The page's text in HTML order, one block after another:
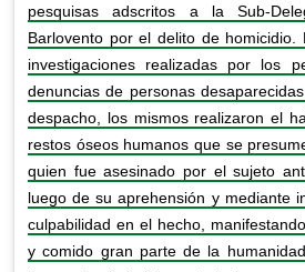
pesquisas adscritos a la Sub-
Barlovento por el delito de
investigaciones realizadas por los
denuncias de personas
despacho, los mismos realizaron el
restos óseos humanos que se
quien fue asesinado por el sujeto
luego de su aprehensión y mediante
culpabilidad en el hecho,
y comido gran parte de la